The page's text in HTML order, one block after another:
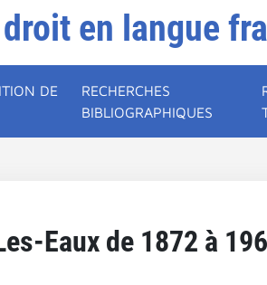
en langue
DE
RECHERCHES
BIBLIOGRAPHIQUES
Eaux de 1872 à